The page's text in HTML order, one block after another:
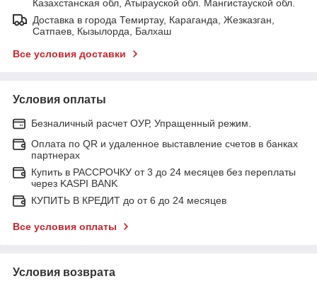
Казахстанская обл, Атырауской обл. Мангистауской обл.
Доставка в города Темиртау, Караганда, Жезказган,
Сатпаев, Кызылорда, Балхаш
Все условия доставки
Условия оплаты
Безналичный расчет ОУР, Упращенный режим.
Оплата по QR и удаленное выставление счетов в банках
партнерах
Купить в РАССРОЧКУ от 3 до 24 месяцев без переплаты
через KASPI BANK
КУПИТЬ В КРЕДИТ до от 6 до 24 месяцев
Все условия оплаты
Условия возврата